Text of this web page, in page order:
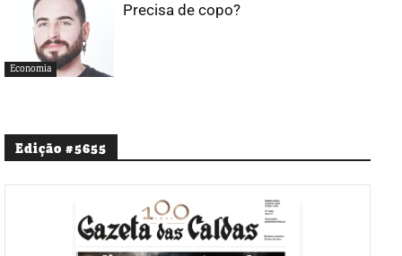
Economia
Precisa de copo?
Edição #5655